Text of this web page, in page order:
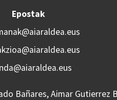
Epostak
Bañares, Aimar